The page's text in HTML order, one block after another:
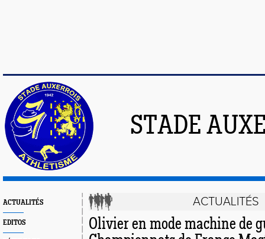
STADE
ACTUALITÉS
EDITOS
ACTUALITÉS
Olivier en mode machine de